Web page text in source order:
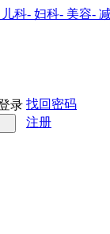
科- 妇科- 美容-
录 找回密码
注册